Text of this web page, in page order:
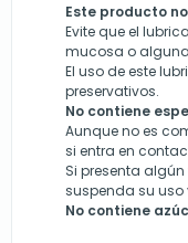
Este producto
Evite que el
mucosa o
El uso de este
preservativos.
No contiene
Aunque no es
si entra en
Si presenta
suspenda su uso
No contiene